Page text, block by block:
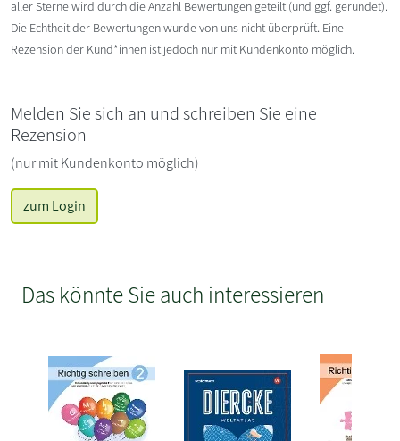
aller Sterne wird durch die Anzahl Bewertungen geteilt (und ggf. gerundet).
Die Echtheit der Bewertungen wurde von uns nicht überprüft. Eine
Rezension der Kund*innen ist jedoch nur mit Kundenkonto möglich.
Melden Sie sich an und schreiben Sie eine
Rezension
(nur mit Kundenkonto möglich)
zum Login
Das könnte Sie auch interessieren